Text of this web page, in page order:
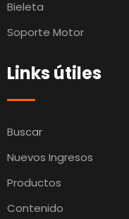
Bieleta
Soporte Motor
Links útiles
Buscar
Nuevos Ingresos
Productos
Contenido